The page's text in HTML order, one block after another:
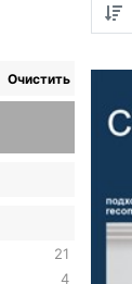
Очистить
21
4